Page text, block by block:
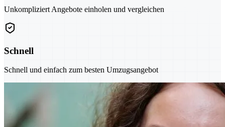
Unkompliziert Angebote einholen und vergleichen
Schnell
Schnell und einfach zum besten Umzugsangebot